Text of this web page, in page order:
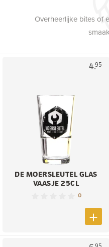
Overheerlijke bites of
4.95
DE MOERSLEUTEL GLAS
VAASJE 25CL
0